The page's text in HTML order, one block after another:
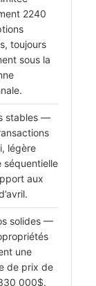
2240
toujours
sous la
stables —
légère
séquentielle
aux
solides —
une
de prix de
000$.